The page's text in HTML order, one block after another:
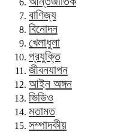
বাণিজ্য
বিনোদন
খেলাধুলা
প্রযুক্তি
জীবনযাপন
আইন অঙ্গন
ভিডিও
মতামত
সম্পাদকীয়